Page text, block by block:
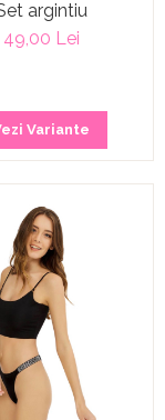
argintiu
49,00 Lei
Variante